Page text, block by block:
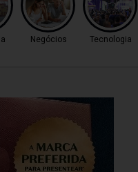
Negócios Tecnologia